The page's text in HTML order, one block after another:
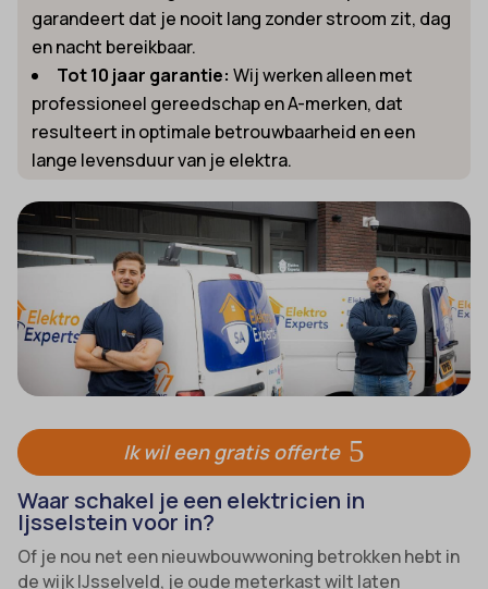
garandeert dat je nooit lang zonder stroom zit, dag
en nacht bereikbaar.
Tot 10 jaar garantie: Wij werken alleen met
professioneel gereedschap en A-merken, dat
resulteert in optimale betrouwbaarheid en een
lange levensduur van je elektra.
Ik wil een gratis offerte
Waar schakel je een elektricien in
Ijsselstein voor in?
Of je nou net een nieuwbouwwoning betrokken hebt in
de wijk IJsselveld, je oude meterkast wilt laten